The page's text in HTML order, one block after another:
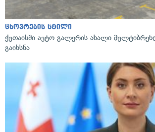
ცხოვრების სტილი
ქუთაისში ავტო გალერის ახალი
გაიხსნა